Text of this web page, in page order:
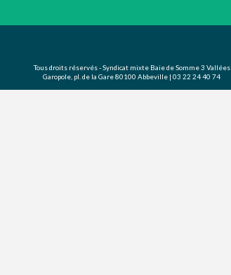
Tous droits réservés - Syndicat mixte Baie de Somme 3 Vallées
Garopole, pl. de la Gare 80100 Abbeville | 03 22 24 40 74